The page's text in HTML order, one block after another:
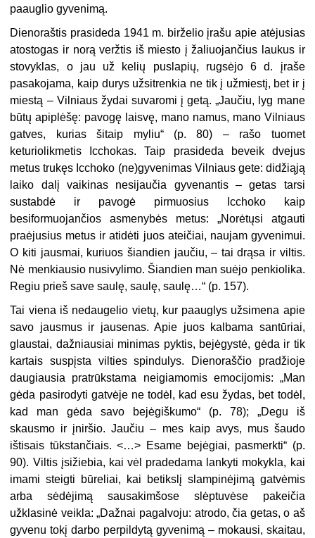
paauglio gyvenimą.
Dienoraštis prasideda 1941 m. birželio įrašu apie atėjusias
atostogas ir norą veržtis iš miesto į žaliuojančius laukus ir
stovyklas, o jau už kelių puslapių, rugsėjo 6 d. įraše
pasakojama, kaip durys užsitrenkia ne tik į užmiestį, bet ir į
miestą – Vilniaus žydai suvaromi į getą. „Jaučiu, lyg mane
būtų apiplėšę: pavogę laisvę, mano namus, mano Vilniaus
gatves, kurias šitaip myliu“ (p. 80) – rašo tuomet
keturiolikmetis Icchokas. Taip prasideda beveik dvejus
metus trukęs Icchoko (ne)gyvenimas Vilniaus gete: didžiąją
laiko dalį vaikinas nesijaučia gyvenantis – getas tarsi
sustabdė ir pavogė pirmuosius Icchoko kaip
besiformuojančios asmenybės metus: „Norėtųsi atgauti
praėjusius metus ir atidėti juos ateičiai, naujam gyvenimui.
O kiti jausmai, kuriuos šiandien jaučiu, – tai drąsa ir viltis.
Nė menkiausio nusivylimo. Šiandien man suėjo penkiolika.
Regiu prieš save saulę, saulę, saulę…“ (p. 157).
Tai viena iš nedaugelio vietų, kur paauglys užsimena apie
savo jausmus ir jausenas. Apie juos kalbama santūriai,
glaustai, dažniausiai minimas pyktis, bejėgystė, gėda ir tik
kartais suspįsta vilties spindulys. Dienoraščio pradžioje
daugiausia pratrūkstama neigiamomis emocijomis: „Man
gėda pasirodyti gatvėje ne todėl, kad esu žydas, bet todėl,
kad man gėda savo bejėgiškumo“ (p. 78); „Degu iš
skausmo ir įniršio. Jaučiu – mes kaip avys, mus šaudo
ištisais tūkstančiais. <…> Esame bejėgiai, pasmerkti“ (p.
90). Viltis įsižiebia, kai vėl pradedama lankyti mokykla, kai
imami steigti būreliai, kai betikslį slampinėjimą gatvėmis
arba sėdėjimą sausakimšose slėptuvėse pakeičia
užklasinė veikla: „Dažnai pagalvoju: atrodo, čia getas, o aš
gyvenu tokį darbo perpildytą gyvenimą – mokausi, skaitau,